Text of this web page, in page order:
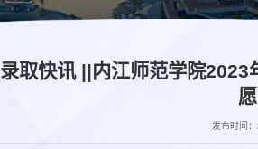
录取快讯 ||内江师范学院2023
发布时间